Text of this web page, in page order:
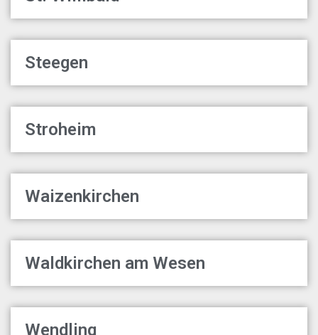
Steegen
Stroheim
Waizenkirchen
Waldkirchen am Wesen
Wendling